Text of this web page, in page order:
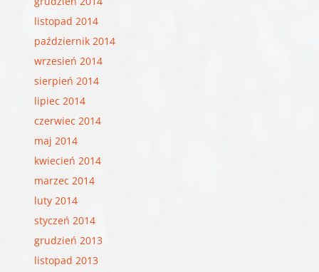
listopad 2014
październik 2014
wrzesień 2014
sierpień 2014
lipiec 2014
czerwiec 2014
maj 2014
kwiecień 2014
marzec 2014
luty 2014
styczeń 2014
grudzień 2013
listopad 2013